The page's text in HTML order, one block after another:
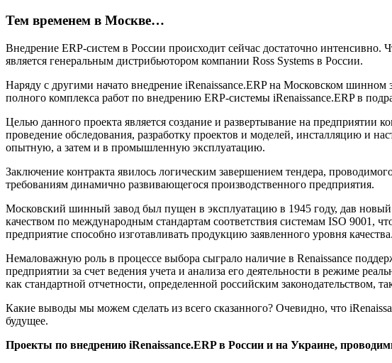
Тем временем в Москве…
Внедрение ERP-систем в России происходит сейчас достаточно интенсивно.
является генеральным дистрибьютором компании Ross Systems в России.
Наряду с другими начато внедрение iRenaissance.ERP на Московском
полного комплекса работ по внедрению ERP-системы iRenaissance.ERP в
Целью данного проекта является создание и развертывание на
проведение обследования, разработку проектов и моделей, инсталляцию и
опытную, а затем и в промышленную эксплуатацию.
Заключение контракта явилось логическим завершением тендера,
требованиям динамично развивающегося производственного предприятия.
Московский шинный завод был пущен в эксплуатацию в 1945 году, дав
качеством по международным стандартам соответствия системам ISO
предприятие способно изготавливать продукцию заявленного уровня качества.
Немаловажную роль в процессе выбора сыграло наличие в Renaissance
предприятии за счет ведения учета и анализа его деятельности в режиме
как стандартной отчетности, определенной российским законодательством,
Какие выводы мы можем сделать из всего сказанного? Очевидно, что
будущее.
Проекты по внедрению iRenaissance.ERP в России и на Украине,